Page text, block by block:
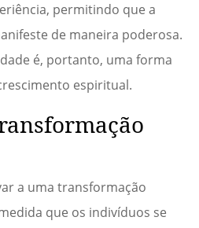
permitindo que a
de maneira poderosa.
é, portanto, uma forma
espiritual.
a uma transformação
que os indivíduos se